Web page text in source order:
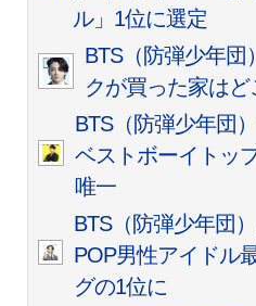
ル」1位に選定
BTS（防弾少年団
クが買った家はど
BTS（防弾少年団
ベストボーイトッ
唯一
BTS（防弾少年団
POP男性アイドル
グの1位に